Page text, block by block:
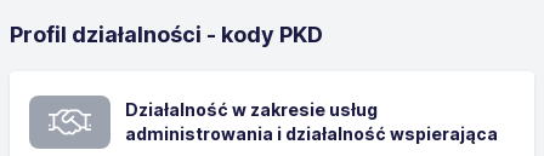
Profil działalności - kody PKD
Działalność w zakresie usług
administrowania i działalność wspierająca